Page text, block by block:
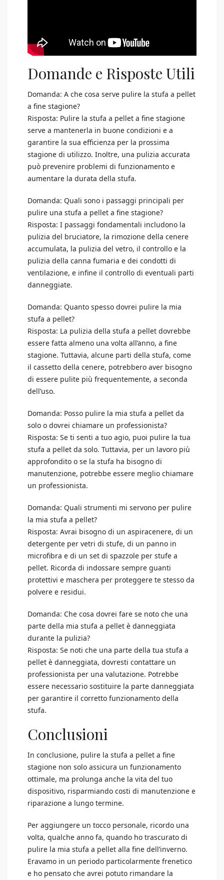
Domande e Risposte Utili
Domanda: A che cosa serve pulire la stufa a pellet
a fine stagione?
Risposta: Pulire la stufa a pellet a fine stagione
serve a mantenerla in buone condizioni e a
garantire la sua efficienza per la prossima
stagione di utilizzo. Inoltre, una pulizia accurata
può prevenire problemi di funzionamento e
aumentare la durata della stufa.
Domanda: Quali sono i passaggi principali per
pulire una stufa a pellet a fine stagione?
Risposta: I passaggi fondamentali includono la
pulizia del bruciatore, la rimozione della cenere
accumulata, la pulizia del vetro, il controllo e la
pulizia della canna fumaria e dei condotti di
ventilazione, e infine il controllo di eventuali parti
danneggiate.
Domanda: Quanto spesso dovrei pulire la mia
stufa a pellet?
Risposta: La pulizia della stufa a pellet dovrebbe
essere fatta almeno una volta all’anno, a fine
stagione. Tuttavia, alcune parti della stufa, come
il cassetto della cenere, potrebbero aver bisogno
di essere pulite più frequentemente, a seconda
dell’uso.
Domanda: Posso pulire la mia stufa a pellet da
solo o dovrei chiamare un professionista?
Risposta: Se ti senti a tuo agio, puoi pulire la tua
stufa a pellet da solo. Tuttavia, per un lavoro più
approfondito o se la stufa ha bisogno di
manutenzione, potrebbe essere meglio chiamare
un professionista.
Domanda: Quali strumenti mi servono per pulire
la mia stufa a pellet?
Risposta: Avrai bisogno di un aspiracenere, di un
detergente per vetri di stufe, di un panno in
microfibra e di un set di spazzole per stufe a
pellet. Ricorda di indossare sempre guanti
protettivi e maschera per proteggere te stesso da
polvere e residui.
Domanda: Che cosa dovrei fare se noto che una
parte della mia stufa a pellet è danneggiata
durante la pulizia?
Risposta: Se noti che una parte della tua stufa a
pellet è danneggiata, dovresti contattare un
professionista per una valutazione. Potrebbe
essere necessario sostituire la parte danneggiata
per garantire il corretto funzionamento della
stufa.
Conclusioni
In conclusione, pulire la stufa a pellet a fine
stagione non solo assicura un funzionamento
ottimale, ma prolunga anche la vita del tuo
dispositivo, risparmiando costi di manutenzione e
riparazione a lungo termine.
Per aggiungere un tocco personale, ricordo una
volta, qualche anno fa, quando ho trascurato di
pulire la mia stufa a pellet alla fine dell’inverno.
Eravamo in un periodo particolarmente frenetico
e ho pensato che avrei potuto rimandare la